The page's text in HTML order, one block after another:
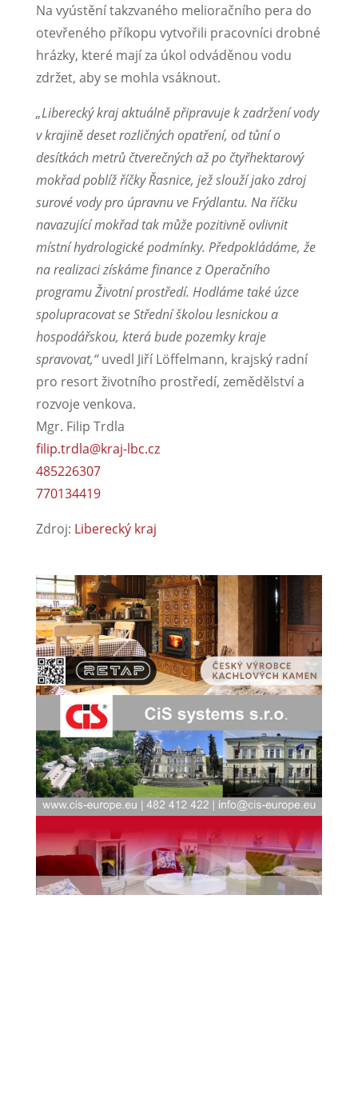
Na vyústění takzvaného melioračního pera do
otevřeného příkopu vytvořili pracovníci drobné
hrázky, které mají za úkol odváděnou vodu
zdržet, aby se mohla vsáknout.
„Liberecký kraj aktuálně připravuje k zadržení vody
v krajině deset rozličných opatření, od tůní o
desítkách metrů čtverečných až po čtyřhektarový
mokřad poblíž říčky Řasnice, jež slouží jako zdroj
surové vody pro úpravnu ve Frýdlantu. Na říčku
navazující mokřad tak může pozitivně ovlivnit
místní hydrologické podmínky. Předpokládáme, že
na realizaci získáme finance z Operačního
programu Životní prostředí. Hodláme také úzce
spolupracovat se Střední školou lesnickou a
hospodářskou, která bude pozemky kraje
spravovat,“uvedl Jiří Löffelmann, krajský radní
pro resort životního prostředí, zemědělství a
rozvoje venkova.
Mgr. Filip Trdla
filip.trdla@kraj-lbc.cz
485226307
770134419
Zdroj: Liberecký kraj